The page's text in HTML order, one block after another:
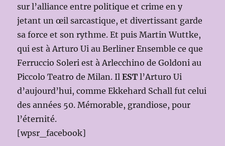
sur l’alliance entre politique et crime en y
jetant un œil sarcastique, et divertissant garde
sa force et son rythme. Et puis Martin Wuttke,
qui est à Arturo Ui au Berliner Ensemble ce que
Ferruccio Soleri est à Arlecchino de Goldoni au
Piccolo Teatro de Milan. IlEST l’Arturo Ui
d’aujourd’hui, comme Ekkehard Schall fut celui
des années 50. Mémorable, grandiose, pour
l’éternité.
[wpsr_facebook]